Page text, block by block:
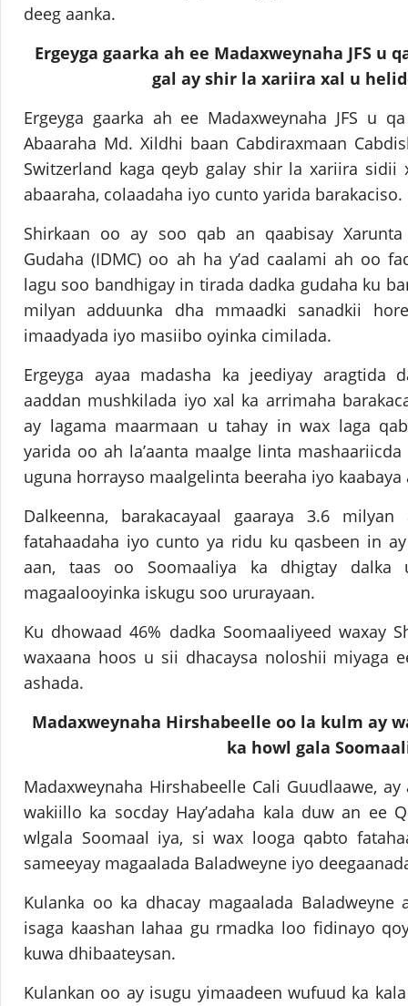
deeg aanka.
Ergeyga gaarka ah ee Madaxweynaha JFS u
gal ay shir la xariira xal u
Ergeyga gaarka ah ee Madaxweynaha JFS u
Abaaraha Md. Xildhi baan Cabdiraxmaan
Switzerland kaga qeyb galay shir la xariira
abaaraha, colaadaha iyo cunto yarida barakaciso.
Shirkaan oo ay soo qab an qaabisay Xarunta
Gudaha (IDMC) oo ah ha y’ad caalami ah oo
lagu soo bandhigay in tirada dadka gudaha ku
milyan adduunka dha mmaadki sanadkii
imaadyada iyo masiibo oyinka cimilada.
Ergeyga ayaa madasha ka jeediyay aragtida
aaddan mushkilada iyo xal ka arrimaha
ay lagama maarmaan u tahay in wax laga
yarida oo ah la’aanta maalge linta
uguna horrayso maalgelinta beeraha iyo kaabaya
Dalkeenna, barakacayaal gaaraya 3.6
fatahaadaha iyo cunto ya ridu ku qasbeen in
aan, taas oo Soomaaliya ka dhigtay
magaalooyinka iskugu soo ururayaan.
Ku dhowaad 46% dadka Soomaaliyeed waxay
waxaana hoos u sii dhacaysa noloshii miyaga
ashada.
Madaxweynaha Hirshabeelle oo la kulm ay
ka howl gala
Madaxweynaha Hirshabeelle Cali Guudlaawe,
wakiillo ka socday Hay’adaha kala duw an ee
wlgala Soomaal iya, si wax looga qabto
sameeyay magaalada Baladweyne iyo
Kulanka oo ka dhacay magaalada
isaga kaashan lahaa gu rmadka loo fidinayo
kuwa dhibaateysan.
Kulankan oo ay isugu yimaadeen wufuud ka kala